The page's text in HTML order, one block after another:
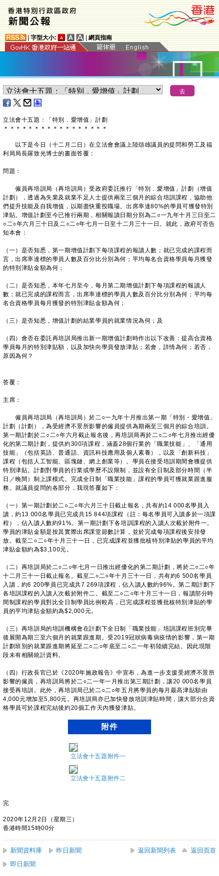
字型大小: 網頁指南
立法會十五題：「特別．愛增值」計劃
＊ ＊ ＊ ＊ ＊ ＊ ＊ ＊ ＊ ＊ ＊ ＊ ＊ ＊ ＊ ＊ ＊
以下是今日（十二月二日）在立法會會議上陸頌雄議員的提問和勞工及福
利局局長羅致光博士的書面答覆：
問題：
僱員再培訓局（再培訓局）受政府委託推行「特別．愛增值」計劃（增值
計劃），透過為失業及就業不足人士提供兩至三個月的綜合培訓課程，協助他
們提升技能及自我增值，以期盡快重投職場。出席率達80%的學員可獲發特別
津貼。增值計劃至今已推行兩期，相關報讀日期分別為二○一九年十月三日至二
○二○年六月三十日及二○二○年七月一日至十二月三十一日。就此，政府可否告
知本會：
（一）是否知悉，第一期增值計劃下每項課程的報讀人數；就已完成的課程而
言，出席率達標的學員人數及百分比分別為何；平均每名合資格學員每月獲發
的特別津貼金額為何；
（二）是否知悉，本年七月至今，每月第二期增值計劃下每項課程的報讀人
數；就已完成的課程而言，出席率達標的學員人數及百分比分別為何；平均每
名合資格學員每月獲發的特別津貼金額為何；
（三）是否知悉，增值計劃的結業學員的就業情況為何；及
（四）會否在委託再培訓局推出新一期增值計劃時作出以下改善：提高合資格
學員每月的特別津貼額，以及加快向學員發放津貼；若會，詳情為何；若否，
原因為何？
答覆：
主席：
僱員再培訓局（再培訓局）於二○一九年十月推出第一期「特別・愛增值」
計劃（計劃），為受經濟不景所影響的僱員提供為期兩至三個月的綜合培訓。
第一期計劃於二○二○年六月截止報名後，再培訓局再於二○二○年七月推出經優
化的第二期計劃，提供約300項課程，涵蓋28個行業的「職業技能」、「通用
技能」（包括英語、普通話、資訊科技應用及個人素養），以及「創新科技」
課程（包括人工智能、區塊鏈、網上創業等）。學員在接受培訓期間會獲提供
特別津貼。計劃對學員的行業或學歷不設限制，並設有全日制及部分時間（半
日／晚間）制上課模式。完成全日制「職業技能」課程的學員可獲就業跟進服
務。就議員提問的各部分，我現答覆如下：
（一）第一期計劃於二○二○年六月三十日截止報名，共有約14 000名學員入
讀，約13 000名學員已完成共15 844項課程（註：每名學員可入讀多於一項課
程），佔入讀人數約91%。第一期計劃下各培訓課程的入讀人次載於附件一。
學員的津貼金額是按其實際出席課堂節數計算，並於完成每項課程後安排發
放。截至二○二○年十月三十一日，已完成課程並獲批核特別津貼的學員的平均
津貼金額約為$3,100元。
（二）再培訓局於二○二○年七月一日推出經優化的第二期計劃，將於二○二○年
十二月三十一日截止報名。截至二○二○年十月三十一日，共有約6 500名學員
入讀，約6 200學員已完成共7 269項課程，佔入讀人數約96%。第二期計劃下
各培訓課程的入讀人次載於附件二。截至二○二○年十月三十一日，報讀部分時
間制課程的學員對比全日制學員比例較高，已完成課程並獲批核特別津貼的學
員的平均津貼金額約為$2,000元。
（三）再培訓局的培訓機構會在計劃下全日制「職業技能」培訓課程班別完畢
後展開為期三至六個月的就業跟進期。受2019冠狀病毒病疫情的影響，第一期
計劃班別的就業跟進期將延至二○二○年底至二○二一年初陸續完結。因此現階
段未有相關統計資料。
（四）行政長官已於《2020年施政報告》中宣布，為進一步支援受經濟不景所
影響的僱員，再培訓局將於二○二一年一月推出第三期計劃，讓20 000名學員
接受再培訓。此外，再培訓局已於二○二○年五月將學員的每月最高津貼額由
4,000元增加至5,800元。再培訓局亦已加快發放培訓津貼時間，讓大部分合資
格學員可於課程完結後約20個工作天內獲發津貼。
附件
立法會十五題附件一
立法會十五題附件二
完
2020年12月2日（星期三）
香港時間15時00分
新聞資料庫 昨日新聞 返回新聞列表
返回頁首
即日新聞